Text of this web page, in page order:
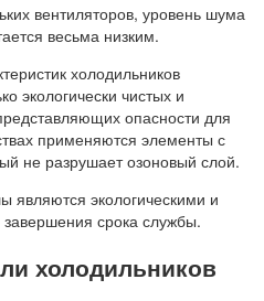
вентиляторов, уровень шума
весьма низким.
холодильников
экологически чистых и
опасности для
применяются элементы с
не разрушает озоновый слой.
являются экологическими и
срока службы.
холодильников